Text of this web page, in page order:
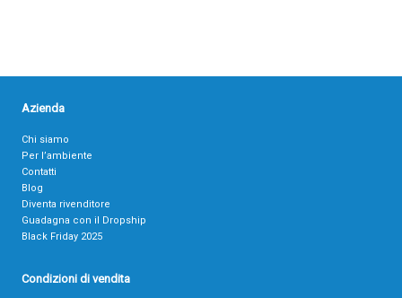
Azienda
Chi siamo
Per l’ambiente
Contatti
Blog
Diventa rivenditore
Guadagna con il Dropship
Black Friday 2025
Condizioni di vendita